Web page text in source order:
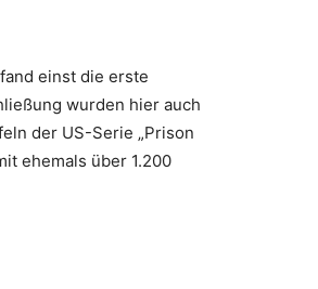
einst die erste
wurden hier auch
der US-Serie „Prison
ehemals über 1.200